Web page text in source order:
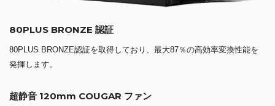
80PLUS BRONZE 認証
80PLUS BRONZE認証を取得しており、最大87％の高効率変換性能を
発揮します。
超静音 120mm COUGAR ファン